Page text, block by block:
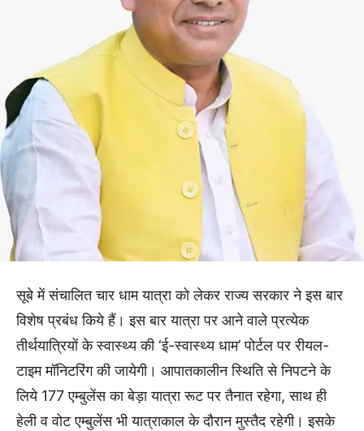
सूबे में संचालित चार धाम यात्रा को लेकर राज्य सरकार ने इस बार
विशेष प्रबंध किये हैं। इस बार यात्रा पर आने वाले प्रत्येक
तीर्थयात्रियों के स्वास्थ्य की ‘ई-स्वास्थ्य धाम’ पोर्टल पर रीयल-
टाइम मॉनिटरिंग की जायेगी। आपातकालीन स्थिति से निपटने के
लिये 177 एम्बुलेंस का बेड़ा यात्रा रूट पर तैनात रहेगा, साथ ही
हेली व वोट एम्बुलेंस भी यात्राकाल के दौरान मुस्तैद रहेगी। इसके